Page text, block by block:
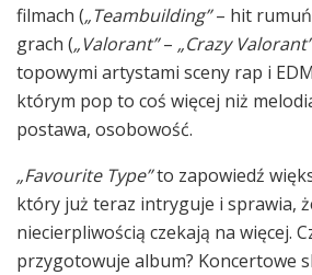
filmach („Teambuilding”– hit
grach („Valorant”– „Crazy Valorant”
topowymi artystami sceny rap i
którym pop to coś więcej niż
postawa, osobowość.
„Favourite Type”to zapowiedź
który już teraz intryguje i sprawia,
niecierpliwością czekają na więcej.
przygotowuje album? Koncertowe